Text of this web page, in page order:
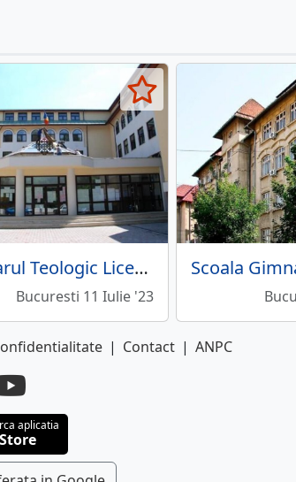
Seminarul Teologic Liceal Ortodox
Bucuresti 11 Iulie '23
| Contact | ANPC
aplicatia